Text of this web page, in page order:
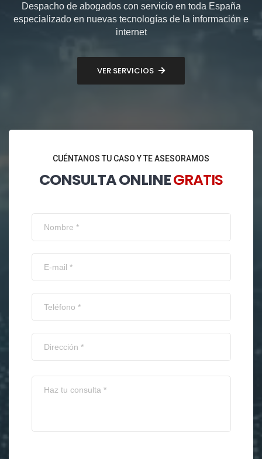
Despacho de abogados con servicio en toda España
especializado en nuevas tecnologías de la información e
internet
VER SERVICIOS
CUÉNTANOS TU CASO Y TE ASESORAMOS
CONSULTA ONLINEGRATIS